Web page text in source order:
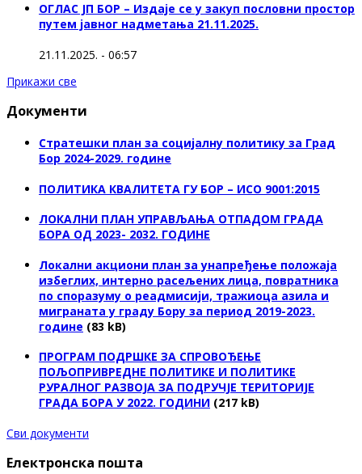
ОГЛАС ЈП БОР – Издаје се у закуп пословни простор
путем јавног надметања 21.11.2025.
21.11.2025. - 06:57
Прикажи све
Документи
Стратешки план за социјалну политику за Град
Бор 2024-2029. године
ПОЛИТИКА КВАЛИТЕТА ГУ БОР – ИСО 9001:2015
ЛОКАЛНИ ПЛАН УПРАВЉАЊА ОТПАДОМ ГРАДА
БОРА ОД 2023- 2032. ГОДИНЕ
Локални акциони план за унапређење положаја
избеглих, интерно расељених лица, повратника
по споразуму о реадмисији, тражиоца азила и
миграната у граду Бору за период 2019-2023.
године (83 kB)
ПРОГРАМ ПОДРШКЕ ЗА СПРОВОЂЕЊЕ
ПОЉОПРИВРЕДНЕ ПОЛИТИКЕ И ПОЛИТИКЕ
РУРАЛНОГ РАЗВОЈА ЗА ПОДРУЧЈЕ ТЕРИТОРИЈЕ
ГРАДА БОРА У 2022. ГОДИНИ (217 kB)
Сви документи
Електронска пошта